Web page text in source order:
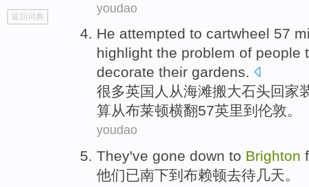
go
top
返回词典
youdao
He attempted to cartwheel 57
highlight the problem of people
decorate their gardens.
很多英国 人 从海滩搬大石头回家
算从布莱顿横翻57英里到 伦敦。
youdao
They've gone down to Brighton
他们已南下到 布赖顿去待几天。